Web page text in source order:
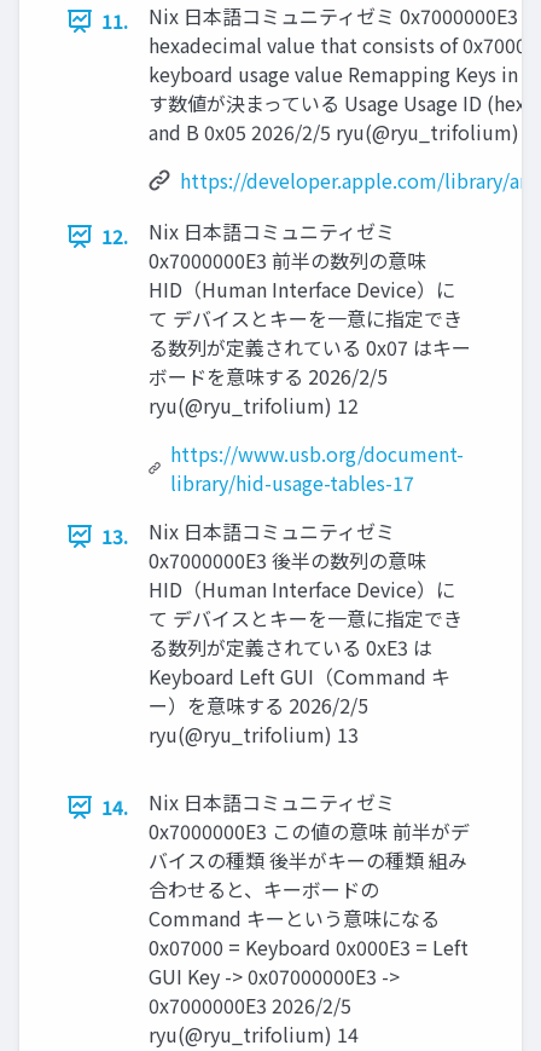
11.
Nix 日本語コミュニティゼミ 0x7000000E3
hexadecimal value that consists of
keyboard usage value Remapping Keys in
す数値が決まっている Usage Usage ID
and B 0x05 2026/2/5 ryu(@ryu_trifolium)
https://developer.apple.com/library/
12.
Nix 日本語コミュニティゼミ
0x7000000E3 前半の数列の意味
HID（Human Interface Device）に
て デバイスとキーを一意に指定でき
る数列が定義されている 0x07 はキー
ボードを意味する 2026/2/5
ryu(@ryu_trifolium) 12
https://www.usb.org/document-
library/hid-usage-tables-17
13.
Nix 日本語コミュニティゼミ
0x7000000E3 後半の数列の意味
HID（Human Interface Device）に
て デバイスとキーを一意に指定でき
る数列が定義されている 0xE3 は
Keyboard Left GUI（Command キ
ー）を意味する 2026/2/5
ryu(@ryu_trifolium) 13
14.
Nix 日本語コミュニティゼミ
0x7000000E3 この値の意味 前半がデ
バイスの種類 後半がキーの種類 組み
合わせると、キーボードの
Command キーという意味になる
0x07000 = Keyboard 0x000E3 = Left
GUI Key -> 0x07000000E3 ->
0x7000000E3 2026/2/5
ryu(@ryu_trifolium) 14